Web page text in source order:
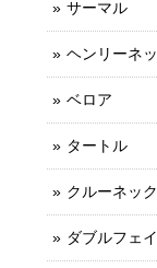
サーマル
ヘンリーネ
ベロア
タートル
クルーネック
ダブルフェ